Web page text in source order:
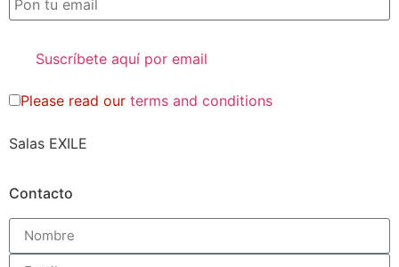
Please read our terms and conditions
Salas EXILE
Contacto